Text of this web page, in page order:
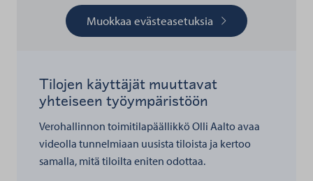
Muokkaa evästeasetuksia
Tilojen käyttäjät muuttavat
yhteiseen työympäristöön
Verohallinnon toimitilapäällikkö Olli Aalto avaa
videolla tunnelmiaan uusista tiloista ja kertoo
samalla, mitä tiloilta eniten odottaa.